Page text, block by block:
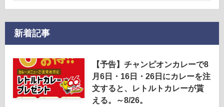
新着記事
【予告】チャンピオンカレーで8
月6日・16日・26日にカレーを注
文すると、レトルトカレーが貰
える。～8/26。